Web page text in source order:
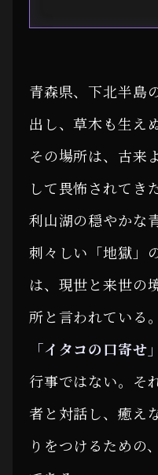
青森県、下北半島
出し、草木も生え
その場所は、古来
して畏怖されてきた
利山湖の穏やかな
刺々しい「地獄」
は、現世と来世の
所と言われている
「イタコの口寄せ」
行事ではない。そ
者と対話し、癒え
りをつけるための